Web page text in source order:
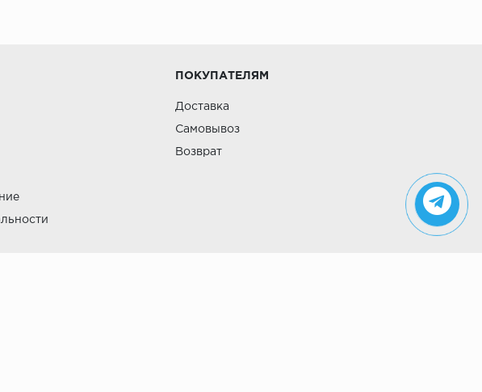
ПОКУПАТЕЛЯМ
Доставка
Самовывоз
Возврат